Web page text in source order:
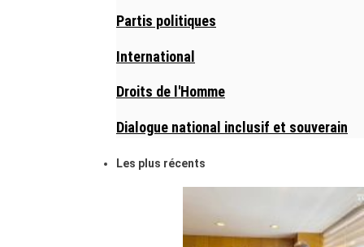
Partis politiques
International
Droits de l'Homme
Dialogue national inclusif et souverain
Les plus récents